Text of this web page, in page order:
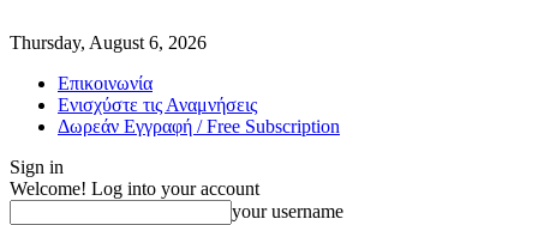
Thursday, August 6, 2026
Επικοινωνία
Ενισχύστε τις Αναμνήσεις
Δωρεάν Εγγραφή / Free Subscription
Sign in
Welcome! Log into your account
your username